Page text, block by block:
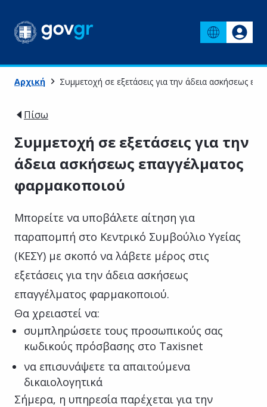
Αρχική Συμμετοχή σε εξετάσεις για την άδεια ασκήσεως
Πίσω
Συμμετοχή σε εξετάσεις για την
άδεια ασκήσεως επαγγέλματος
φαρμακοποιού
Μπορείτε να υποβάλετε αίτηση για
παραπομπή στο Κεντρικό Συμβούλιο Υγείας
(ΚΕΣΥ) με σκοπό να λάβετε μέρος στις
εξετάσεις για την άδεια ασκήσεως
επαγγέλματος φαρμακοποιού.
Θα χρειαστεί να:
συμπληρώσετε τους προσωπικούς σας
κωδικούς πρόσβασης στο Taxisnet
να επισυνάψετε τα απαιτούμενα
δικαιολογητικά
Σήμερα, η υπηρεσία παρέχεται για την